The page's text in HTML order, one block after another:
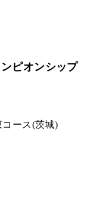
ピオンシップ
コース(茨城)